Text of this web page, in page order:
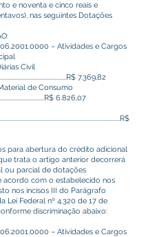
e noventa e cinco reais e
nas seguintes Dotações
.2001.0000 – Atividades e Cargos
Civil
7.369,82
de Consumo
6.826,07
para abertura do crédito adicional
trata o artigo anterior decorrerá
ou parcial de dotações
acordo com o estabelecido nos
nos incisos III do Parágrafo
Lei Federal nº 4.320 de 17 de
discriminação abaixo:
.2001.0000 – Atividades e Cargos